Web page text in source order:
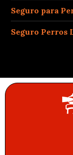
Seguro para
Seguro Perros